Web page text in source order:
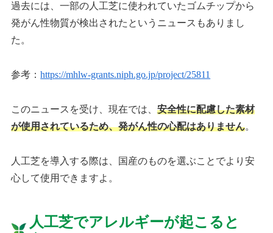
過去には、一部の人工芝に使われていたゴムチップから
発がん性物質が検出されたというニュースもありまし
た。
参考：https://mhlw-grants.niph.go.jp/project/25811
このニュースを受け、現在では、安全性に配慮した素材
が使用されているため、発がん性の心配はありません。
人工芝を導入する際は、国産のものを選ぶことでより安
心して使用できますよ。
人工芝でアレルギーが起こると